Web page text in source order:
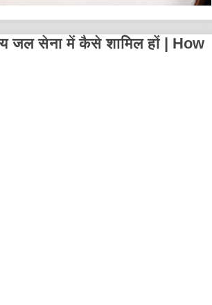
जल सेना में कैसे शामिल हों | How